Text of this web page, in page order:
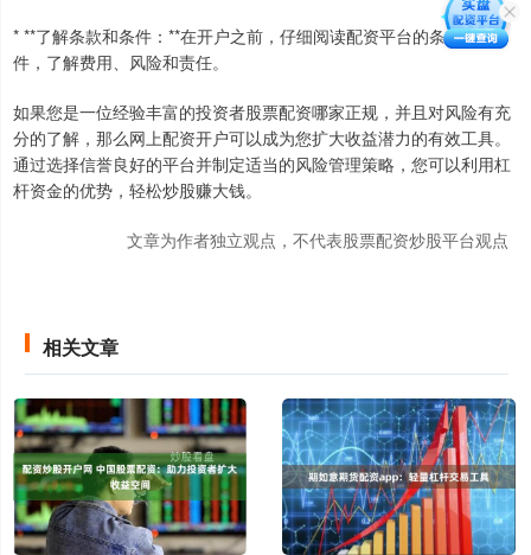
* **了解条款和条件：**在开户之前，仔细阅读配资平台的条款和条
件，了解费用、风险和责任。
如果您是一位经验丰富的投资者股票配资哪家正规，并且对风险有充
分的了解，那么网上配资开户可以成为您扩大收益潜力的有效工具。
通过选择信誉良好的平台并制定适当的风险管理策略，您可以利用杠
杆资金的优势，轻松炒股赚大钱。
文章为作者独立观点，不代表股票配资炒股平台观点
相关文章